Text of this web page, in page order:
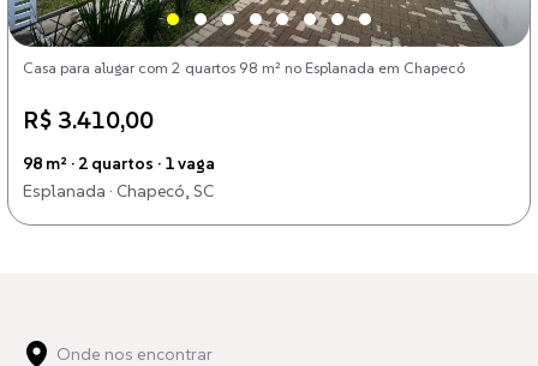
Casa para alugar com 2 quartos 98 m² no Esplanada em Chapecó
R$ 3.410,00
98 m² · 2 quartos · 1 vaga
Esplanada · Chapecó, SC
Onde nos encontrar